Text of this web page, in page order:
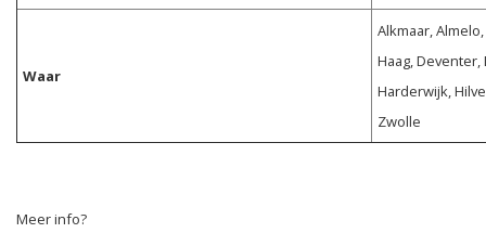
Waar
Alkmaar,
Haag,
Harderwijk,
Zwolle
Meer info?